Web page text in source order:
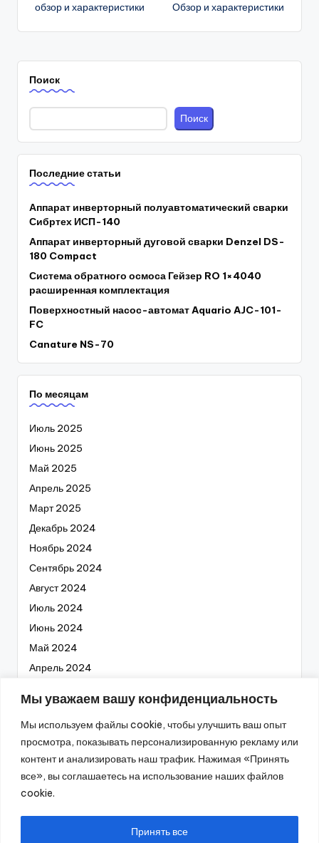
Мы уважаем вашу конфиденциальность
Мы используем файлы cookie, чтобы улучшить ваш опыт
просмотра, показывать персонализированную рекламу или
контент и анализировать наш трафик. Нажимая «Принять
все», вы соглашаетесь на использование наших файлов
cookie.
Принять все
обзор и характеристики
Обзор и характеристики
Поиск
Поиск
Последние статьи
Аппарат инверторный полуавтоматический сварки
Сибртех ИСП-140
Аппарат инверторный дуговой сварки Denzel DS-
180 Compact
Система обратного осмоса Гейзер RO 1×4040
расширенная комплектация
Поверхностный насос-автомат Aquario AJC-101-
FC
Canature NS-70
По месяцам
Июль 2025
Июнь 2025
Май 2025
Апрель 2025
Март 2025
Декабрь 2024
Ноябрь 2024
Сентябрь 2024
Август 2024
Июль 2024
Июнь 2024
Май 2024
Апрель 2024
Февраль 2024
Январь 2024
Декабрь 2023
Октябрь 2023